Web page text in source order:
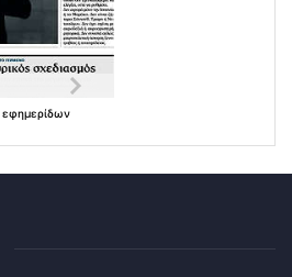
εφημερίδων